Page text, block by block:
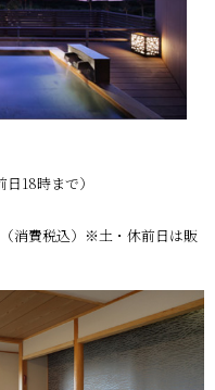
18時まで）
消費税込）※土・休前日は販